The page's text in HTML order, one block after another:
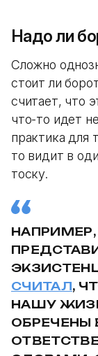
Надо ли
Сложно
стоит ли
считает, что
что-то идет
практика для
то видит в
тоску.
СЧИТАЛ,
НАШУ
ОБРЕЧЕНЫ